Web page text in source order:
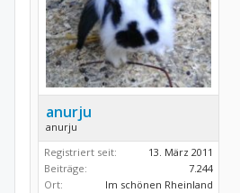
anurju
anurju
Registriert seit:
13. März 2011
Beiträge:
7.244
Ort:
Im schönen Rheinland